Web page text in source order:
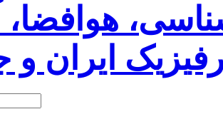
هوافضا،
ایران و